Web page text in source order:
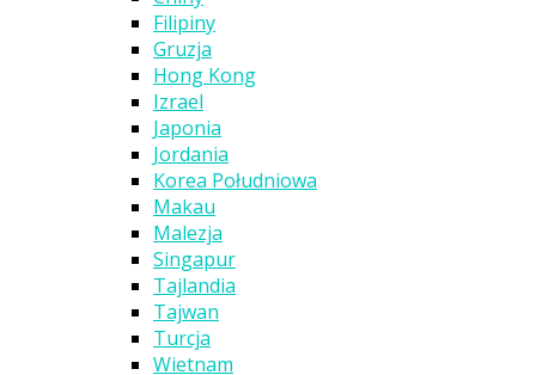
Filipiny
Gruzja
Hong Kong
Izrael
Japonia
Jordania
Korea Południowa
Makau
Malezja
Singapur
Tajlandia
Tajwan
Turcja
Wietnam